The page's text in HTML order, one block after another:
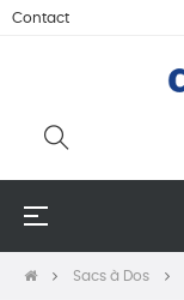
Contact
Basculer
☰
Sacs à Dos